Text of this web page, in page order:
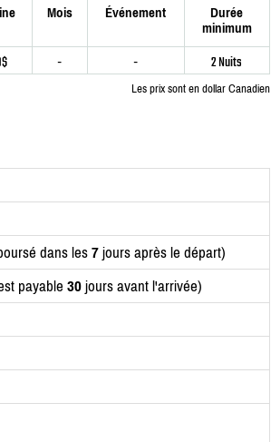
Mois Événement
Durée
minimum
- - 2 Nuits
Les prix sont en dollar Canadien
dans les 7jours après le départ)
payable 30jours avant l'arrivée)